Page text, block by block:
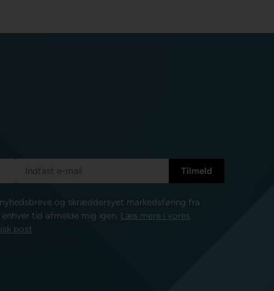
og skræddersyet markedsføring fra
tid afmelde mig igen. Læs mere i vores
post